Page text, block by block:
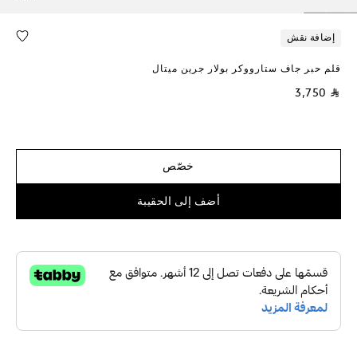
إضافة نقش
قلم حبر جاف ستارووكر بولار جرين ميتال
⃁ 3,750
خصّص
أضف إلى الحقيبة